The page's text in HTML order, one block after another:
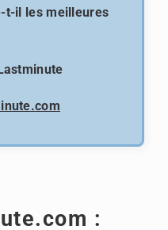
t-il les meilleures
: